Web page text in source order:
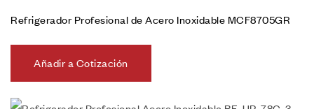
Refrigerador Profesional de Acero Inoxidable MCF8705GR
Añadir a Cotización